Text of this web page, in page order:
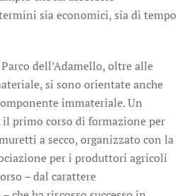
sia economici, sia di tempo
dell’Adamello, oltre alle
si sono orientate anche
immateriale. Un
primo corso di formazione per
a secco, organizzato con la
per i produttori agricoli
– dal carattere